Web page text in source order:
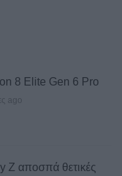
8 Elite Gen 6 Pro
ago
Z αποσπά θετικές